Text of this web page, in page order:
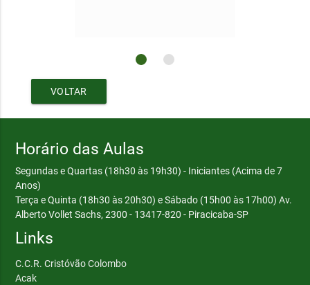
VOLTAR
Horário das Aulas
Segundas e Quartas (18h30 às 19h30) - Iniciantes (Acima de 7
Anos)
Terça e Quinta (18h30 às 20h30) e Sábado (15h00 às 17h00) Av.
Alberto Vollet Sachs, 2300 - 13417-820 - Piracicaba-SP
Links
C.C.R. Cristóvão Colombo
Acak